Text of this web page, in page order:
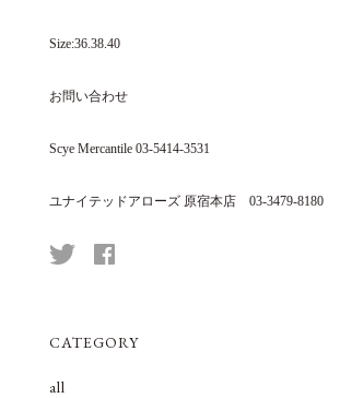
CATEGORY
all
Size:36.38.40
お問い合わせ
Scye Mercantile 03-5414-3531
ユナイテッドアローズ 原宿本店 03-3479-8180